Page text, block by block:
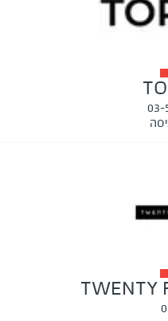
03-
TWENTY